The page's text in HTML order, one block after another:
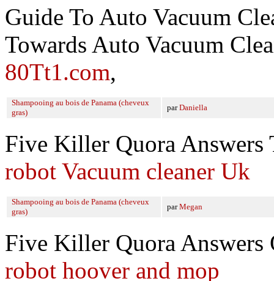
Guide To Auto Vacuum
Towards Auto Vacuum
80Tt1.com,
Shampooing au bois de Panama (cheveux
gras)
parDaniella
Five Killer Quora Answers
robot Vacuum cleaner Uk
Shampooing au bois de Panama (cheveux
gras)
parMegan
Five Killer Quora
robot hoover and mop